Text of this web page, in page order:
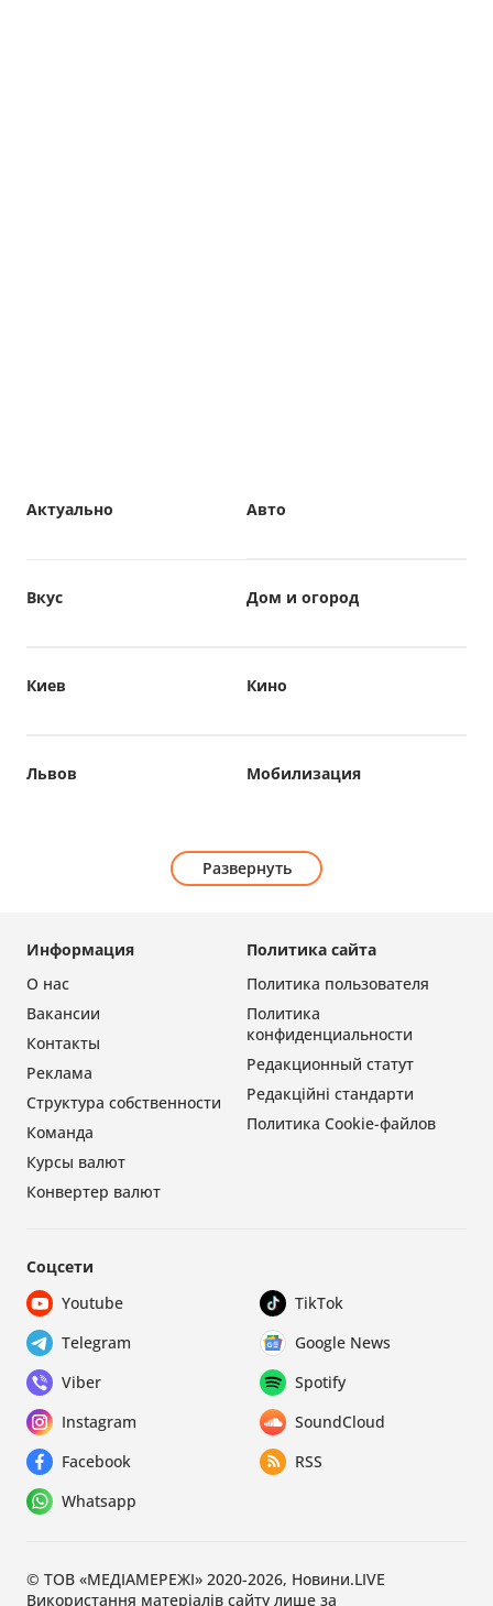
Авто
Актуально
Вкус Дом и огород
Киев Кино
Львов Мобилизация
Развернуть
Политика сайта
Политика пользователя
Политика
конфиденциальности
Редакционный статут
Редакційні стандарти
Политика Cookie-файлов
Информация
О нас
Вакансии
Контакты
Реклама
Структура собственности
Команда
Курсы валют
Конвертер валют
Соцсети
Youtube
TikTok
Telegram
Google News
Viber
Spotify
Instagram
SoundCloud
Facebook
RSS
Whatsapp
© ТОВ «МЕДІАМЕРЕЖІ» 2020-2026, Новини.LIVE
Використання матеріалів сайту лише за